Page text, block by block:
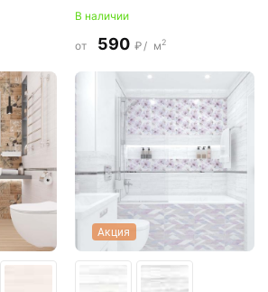
В наличии
от 590 ₽/ м2
Акция